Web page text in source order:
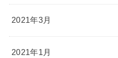
2021年3月
2021年1月